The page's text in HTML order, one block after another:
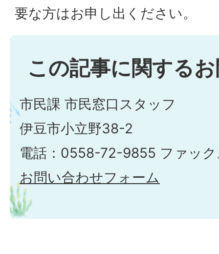
要な方はお申し出ください。
この記事に関する
市民課 市民窓口スタッフ
伊豆市小立野38-2
電話：0558-72-9855 ファッ
お問い合わせフォーム